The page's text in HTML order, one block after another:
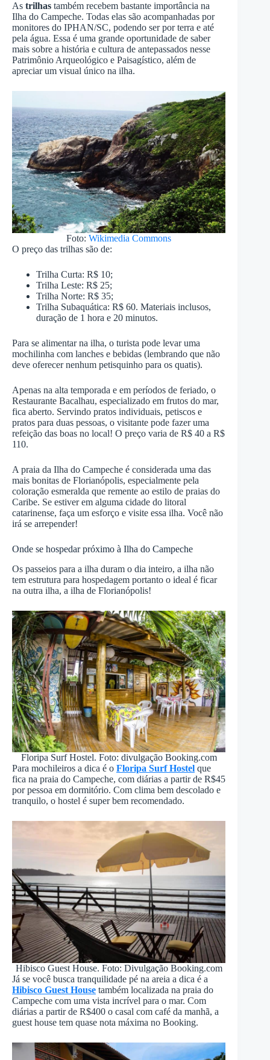
As trilhas também recebem bastante importância na
Ilha do Campeche. Todas elas são acompanhadas por
monitores do IPHAN/SC, podendo ser por terra e até
pela água. Essa é uma grande oportunidade de saber
mais sobre a história e cultura de antepassados nesse
Patrimônio Arqueológico e Paisagístico, além de
apreciar um visual único na ilha.
Foto:Wikimedia Commons
O preço das trilhas são de:
Trilha Curta: R$ 10;
Trilha Leste: R$ 25;
Trilha Norte: R$ 35;
Trilha Subaquática: R$ 60. Materiais inclusos,
duração de 1 hora e 20 minutos.
Para se alimentar na ilha, o turista pode levar uma
mochilinha com lanches e bebidas (lembrando que não
deve oferecer nenhum petisquinho para os quatis).
Apenas na alta temporada e em períodos de feriado, o
Restaurante Bacalhau, especializado em frutos do mar,
fica aberto. Servindo pratos individuais, petiscos e
pratos para duas pessoas, o visitante pode fazer uma
refeição das boas no local! O preço varia de R$ 40 a R$
110.
A praia da Ilha do Campeche é considerada uma das
mais bonitas de Florianópolis, especialmente pela
coloração esmeralda que remente ao estilo de praias do
Caribe. Se estiver em alguma cidade do litoral
catarinense, faça um esforço e visite essa ilha. Você não
irá se arrepender!
Onde se hospedar próximo à Ilha do Campeche
Os passeios para a ilha duram o dia inteiro, a ilha não
tem estrutura para hospedagem portanto o ideal é ficar
na outra ilha, a ilha de Florianópolis!
Floripa Surf Hostel. Foto: divulgação Booking.com
Para mochileiros a dica é o Floripa Surf Hostel que
fica na praia do Campeche, com diárias a partir de R$45
por pessoa em dormitório. Com clima bem descolado e
tranquilo, o hostel é super bem recomendado.
Hibisco Guest House. Foto: Divulgação Booking.com
Já se você busca tranquilidade pé na areia a dica é a
Hibisco Guest House também localizada na praia do
Campeche com uma vista incrível para o mar. Com
diárias a partir de R$400 o casal com café da manhã, a
guest house tem quase nota máxima no Booking.